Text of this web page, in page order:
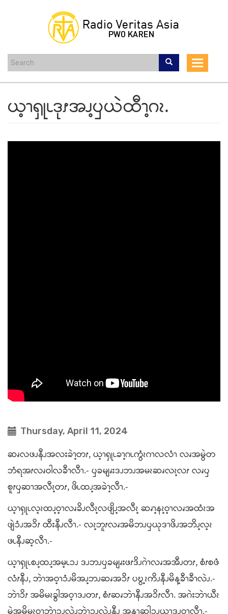
content
Toggle
ယ့ၫၡုၬဒုၭအၪ့ၦယဲထီၫ့ဂၩ.
Thursday, April 11, 2024
ဆၧလဖၪနီၪအလးခဲၫ့တၭ, ယ့ၫၡုၬခၫ့ဂၬကွံၩဂၫလလံၫ လၧအမွဲတ
ဘံရအၭလၧဝါလခီၫလီၫ.- ၦခမျၧးဒၪဘၪအမၩဆၧလၩ့လၭ လၧၦ
စူၭၦဆၫအလီၩ့တၭ, ဖိၬထၪ့အခဲၫ့လီၫ.-
ယ့ၫၡုၬလ့ၩထၪ့ဝ့ၫလၧခိၪလီၩ့လဖျိၪ့အလီၩ့ ဆၧၫ့နၩ့ဝ့ၫလၧအထံၩအ
ဖျဲၥံၪအၥိၭ ထီးနီၪလီၫ.- လၩ့ဘူၭလၧအမိဘၪၦယုဒၫဖိၪအဘိၪ့လ့ၩ
ဖၬနီၪဆ့လီၫ.-
ယ့ၫၡုၬစၪ့ထၪ့အမ့ၬၥၪ ဒၪဘၪၦခမျၧးဖၭဒိၪဂဲၫလၧအအီၪတၭ, စံၭစဖံ
လံၭနီၪ, ဘဲၫအဝ့ၫၥံၪမိအၪ့ဘၪဆၧအၥိၭ ပဎွ့ၩကိၪနီၪမိန့ခီၫခီၫလဲၪ.-
ဘဲၫၥိၭ အမိမၩခွါအဝ့ၫဒၪတၭ, စံၭဆၧဘဲၫနီၪအၥိၭလီၫ. အဂဲးဘဲၫယီၩ